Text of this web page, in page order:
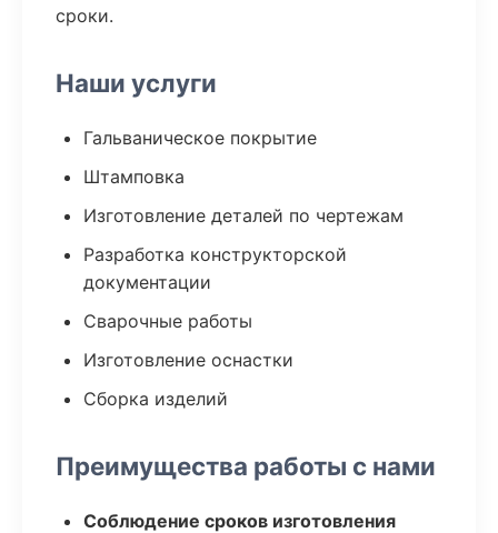
сроки.
Наши услуги
Гальваническое покрытие
Штамповка
Изготовление деталей по чертежам
Разработка конструкторской
документации
Сварочные работы
Изготовление оснастки
Сборка изделий
Преимущества работы с нами
Соблюдение сроков изготовления